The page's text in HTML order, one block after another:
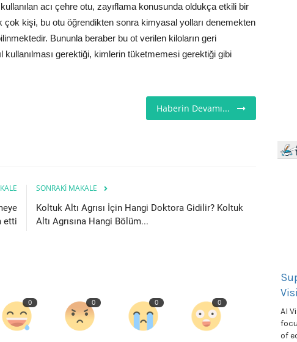
acı çehre otu, zayıflama konusunda oldukça etkili bir
çok kişi, bu otu öğrendikten sonra kimyasal yolları denemekten
Bununla beraber bu ot verilen kiloların geri
kullanılması gerektiği, kimlerin tüketmemesi gerektiği gibi
Haberin Devamı...
etti
SONRAKI MAKALE
Koltuk Altı Agrısı İçin Hangi Doktora Gidilir? Koltuk
Altı Agrısına Hangi Bölüm...
0 0 0 0